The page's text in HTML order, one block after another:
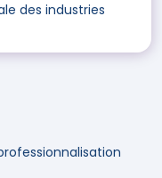
des industries